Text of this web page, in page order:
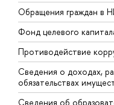
Обращения граждан в
Фонд целевого
Противодействие
Сведения о доходах,
обязательствах
Сведения об